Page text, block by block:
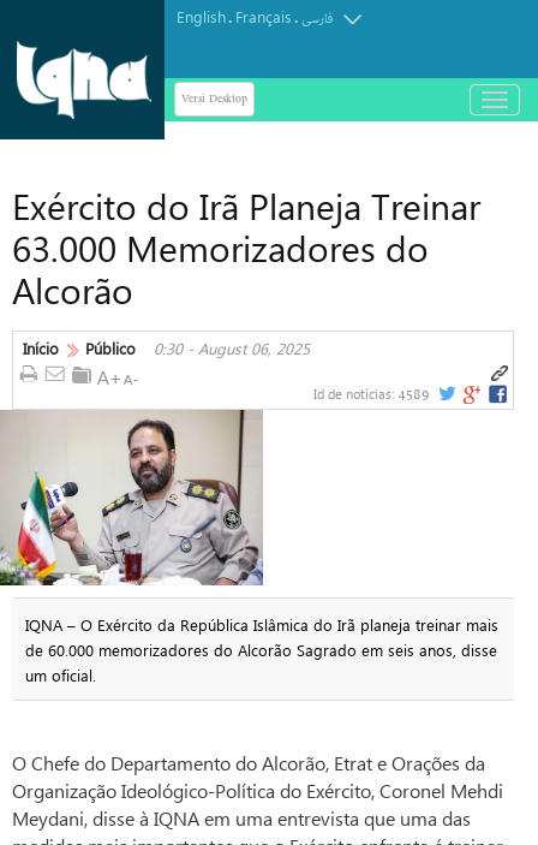
English. Français.فارسی
Versi Desktop
باز
و
Exército do Irã Planeja Treinar
63.000 Memorizadores do
Alcorão
Início Público 0:30 - August 06, 2025
Id de notícias: 4589
IQNA – O Exército da República Islâmica do Irã planeja treinar mais
de 60.000 memorizadores do Alcorão Sagrado em seis anos, disse
um oficial.
O Chefe do Departamento do Alcorão, Etrat e Orações da
Organização Ideológico-Política do Exército, Coronel Mehdi
Meydani, disse à IQNA em uma entrevista que uma das